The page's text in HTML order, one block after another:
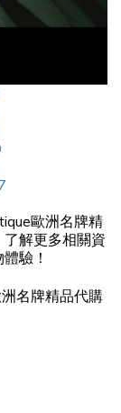
歐洲名牌精
解更多相關資
驗！
名牌精品代購